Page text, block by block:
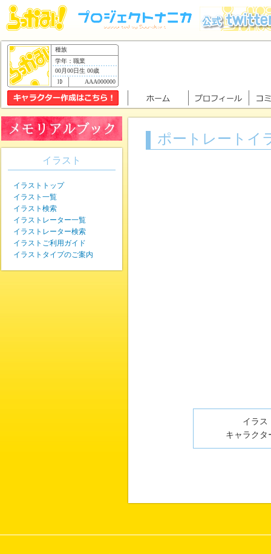
種族
学年：職業
00月00日生 00歳
AAA000000
ポートレートイ
イラス
キャラクタ
イラスト
イラストトップ
イラスト一覧
イラスト検索
イラストレーター一覧
イラストレーター検索
イラストご利用ガイド
イラストタイプのご案内